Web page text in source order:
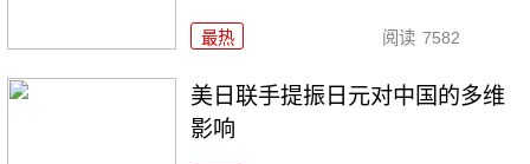
最热 阅读 7582
美日联手提振日元对中国的多维
影响